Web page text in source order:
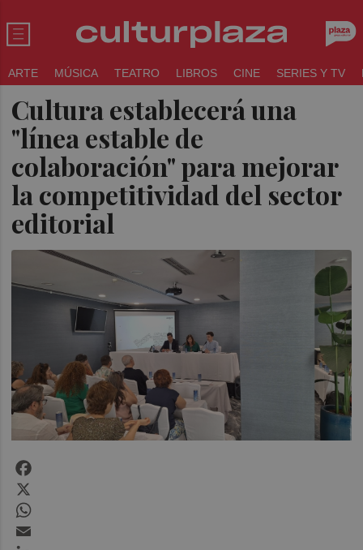
ARTE MÚSICA TEATRO LIBROS CINE SERIES Y TV
Cultura establecerá una
"línea estable de
colaboración" para mejorar
la competitividad del sector
editorial